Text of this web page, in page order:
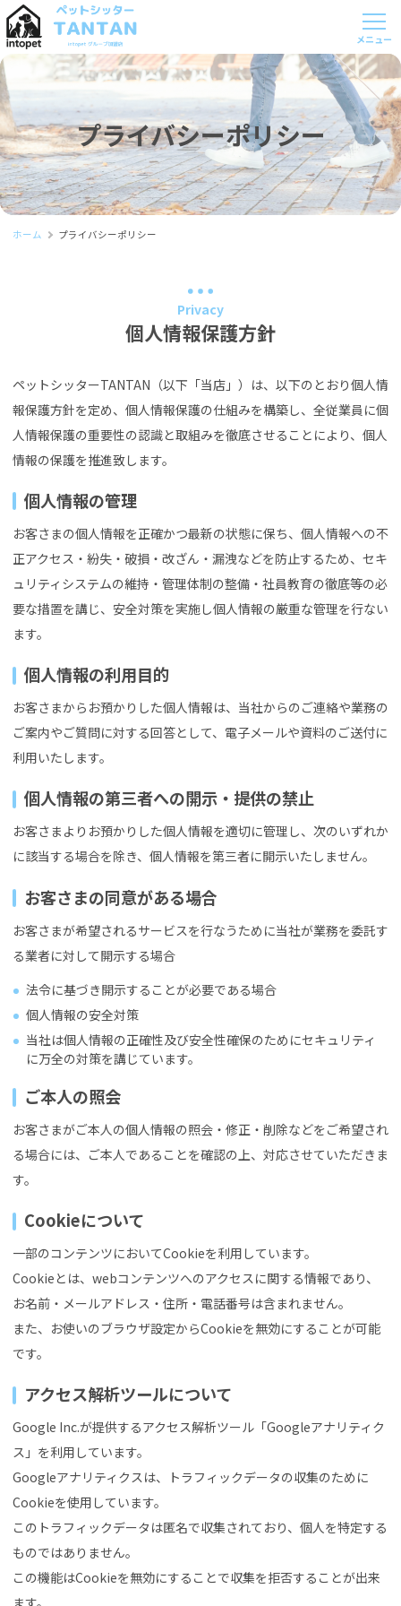
プライバシーポリシー
ホーム プライバシーポリシー
Privacy
個人情報保護方針
ペットシッターTANTAN（以下「当店」）は、以下のとおり個人情
報保護方針を定め、個人情報保護の仕組みを構築し、全従業員に個
人情報保護の重要性の認識と取組みを徹底させることにより、個人
情報の保護を推進致します。
個人情報の管理
お客さまの個人情報を正確かつ最新の状態に保ち、個人情報への不
正アクセス・紛失・破損・改ざん・漏洩などを防止するため、セキ
ュリティシステムの維持・管理体制の整備・社員教育の徹底等の必
要な措置を講じ、安全対策を実施し個人情報の厳重な管理を行ない
ます。
個人情報の利用目的
お客さまからお預かりした個人情報は、当社からのご連絡や業務の
ご案内やご質問に対する回答として、電子メールや資料のご送付に
利用いたします。
個人情報の第三者への開示・提供の禁止
お客さまよりお預かりした個人情報を適切に管理し、次のいずれか
に該当する場合を除き、個人情報を第三者に開示いたしません。
お客さまの同意がある場合
お客さまが希望されるサービスを行なうために当社が業務を委託す
る業者に対して開示する場合
法令に基づき開示することが必要である場合
個人情報の安全対策
当社は個人情報の正確性及び安全性確保のためにセキュリティ
に万全の対策を講じています。
ご本人の照会
お客さまがご本人の個人情報の照会・修正・削除などをご希望され
る場合には、ご本人であることを確認の上、対応させていただきま
す。
Cookieについて
一部のコンテンツにおいてCookieを利用しています。
Cookieとは、webコンテンツへのアクセスに関する情報であり、
お名前・メールアドレス・住所・電話番号は含まれません。
また、お使いのブラウザ設定からCookieを無効にすることが可能
です。
アクセス解析ツールについて
Google Inc.が提供するアクセス解析ツール「Googleアナリティク
ス」を利用しています。
Googleアナリティクスは、トラフィックデータの収集のために
Cookieを使用しています。
このトラフィックデータは匿名で収集されており、個人を特定する
ものではありません。
この機能はCookieを無効にすることで収集を拒否することが出来